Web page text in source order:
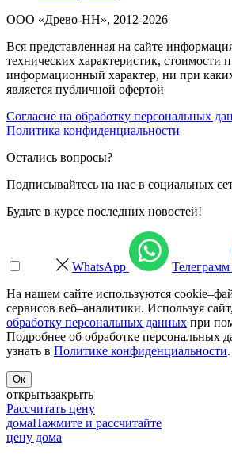
ООО «Древо-НН», 2012-2026
Вся представленная на сайте
технических характеристик, стоимости
информационный характер, ни при
является публичной офертой
Согласие на обработку персональных
Политика конфиденциальности
Остались вопросы?
Подписывайтесь на нас в социальных
Будьте в курсе последних новостей!
WhatsApp
Телеграмм
На нашем сайте используются
сервисов веб–аналитики. Используя
обработку персональных данных при
Подробнее об обработке персональных
узнать в Политике конфиденциальности.
Ок
открытьзакрыть
Рассчитать цену
домаНажмите и рассчитайте
цену дома